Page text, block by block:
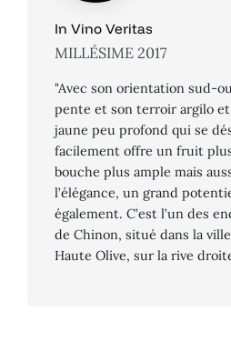
In Vino Veritas
MILLÉSIME 2017
"Avec son orientation sud-
pente et son terroir argilo
jaune peu profond qui se
facilement offre un fruit
bouche plus ample mais
l’élégance, un grand
également. C’est l’un des
de Chinon, situé dans la
Haute Olive, sur la rive